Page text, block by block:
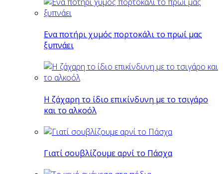
Eνα ποτήρι χυμός πορτοκάλι το πρωί μας
ξυπνάει
Η ζάχαρη το ίδιο επικίνδυνη με το τσιγάρο
και το αλκοόλ
Γιατί σουβλίζουμε αρνί το Πάσχα